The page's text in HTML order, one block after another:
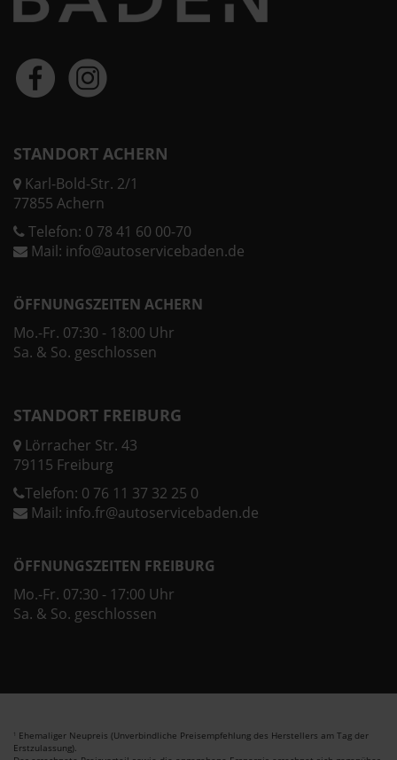
STANDORT ACHERN
Karl-Bold-Str. 2/1
77855 Achern
Telefon: 0 78 41 60 00-70
Mail: info@autoservicebaden.de
ÖFFNUNGSZEITEN ACHERN
Mo.-Fr. 07:30 - 18:00 Uhr
Sa. & So. geschlossen
STANDORT FREIBURG
Lörracher Str. 43
79115 Freiburg
Telefon: 0 76 11 37 32 25 0
Mail: info.fr@autoservicebaden.de
ÖFFNUNGSZEITEN FREIBURG
Mo.-Fr. 07:30 - 17:00 Uhr
Sa. & So. geschlossen
1 Ehemaliger Neupreis (Unverbindliche Preisempfehlung des Herstellers am Tag der
Erstzulassung).